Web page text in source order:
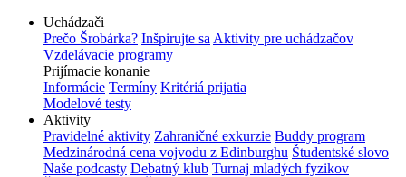
Uchádzači
Prečo Šrobárka? Inšpirujte sa Aktivity pre uchádzačov
Vzdelávacie programy
Prijímacie konanie
Informácie Termíny Kritériá prijatia
Modelové testy
Aktivity
Pravidelné aktivity Zahraničné exkurzie Buddy program
Medzinárodná cena vojvodu z Edinburghu Študentské slovo
Naše podcasty Debatný klub Turnaj mladých fyzikov